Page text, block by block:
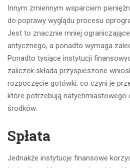
Innym zmiennym wsparciem
do poprawy wyglądu procesu
Jest to znacznie mniej
antycznego, a ponadto wymaga
Ponadto tysiące instytucji
zaliczek składa przyspieszone
rozpoczęcie gotówki, co czyni je
które potrzebują natychmiastowego
środków.
Spłata
Jednakże instytucje finansowe